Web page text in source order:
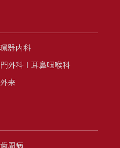
器内科
外科
耳鼻咽喉科
来
歯周病